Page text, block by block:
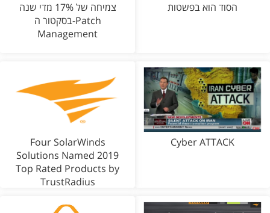
הסוד הוא בפשטות
צמיחה של 17% מדי שנה
בסקטור ה-Patch
Management
Cyber ATTACK
Four SolarWinds
Solutions Named 2019
Top Rated Products by
TrustRadius